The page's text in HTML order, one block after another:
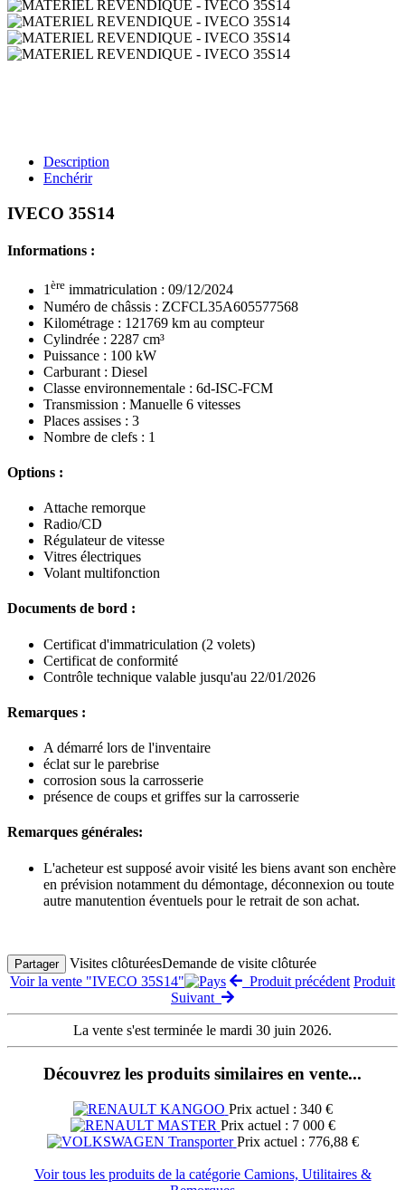
Description
Enchérir
IVECO 35S14
Informations :
1ère immatriculation : 09/12/2024
Numéro de châssis : ZCFCL35A605577568
Kilométrage : 121769 km au compteur
Cylindrée : 2287 cm³
Puissance : 100 kW
Carburant : Diesel
Classe environnementale : 6d-ISC-FCM
Transmission : Manuelle 6 vitesses
Places assises : 3
Nombre de clefs : 1
Options :
Attache remorque
Radio/CD
Régulateur de vitesse
Vitres électriques
Volant multifonction
Documents de bord :
Certificat d'immatriculation (2 volets)
Certificat de conformité
Contrôle technique valable jusqu'au 22/01/2026
Remarques :
A démarré lors de l'inventaire
éclat sur le parebrise
corrosion sous la carrosserie
présence de coups et griffes sur la carrosserie
Remarques générales:
L'acheteur est supposé avoir visité les biens avant son enchère
en prévision notamment du démontage, déconnexion ou toute
autre manutention éventuels pour le retrait de son achat.
Partager Visites clôturéesDemande de visite clôturée
Voir la vente "IVECO 35S14"
Produit précédent Produit
Suivant
La vente s'est terminée le mardi 30 juin 2026.
Découvrez les produits similaires en vente...
Prix actuel : 340 €
Prix actuel : 7 000 €
Prix actuel : 776,88 €
Voir tous les produits de la catégorie Camions, Utilitaires &